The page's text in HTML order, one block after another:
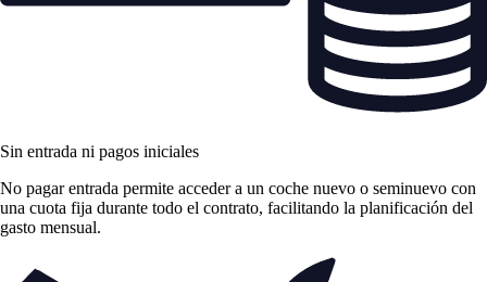
Sin entrada ni pagos iniciales
No pagar entrada permite acceder a un coche nuevo o seminuevo con
una cuota fija durante todo el contrato, facilitando la planificación del
gasto mensual.